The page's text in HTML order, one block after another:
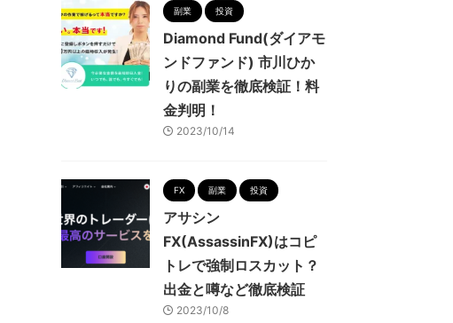
副業 投資
Diamond Fund(ダイアモ
ンドファンド) 市川ひか
りの副業を徹底検証！料
金判明！
2023/10/14
FX 副業 投資
アサシン
FX(AssassinFX)はコピ
トレで強制ロスカット？
出金と噂など徹底検証
2023/10/8